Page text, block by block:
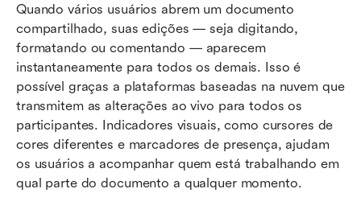
Quando vários usuários abrem um documento
compartilhado, suas edições — seja digitando,
formatando ou comentando — aparecem
instantaneamente para todos os demais. Isso é
possível graças a plataformas baseadas na nuvem que
transmitem as alterações ao vivo para todos os
participantes. Indicadores visuais, como cursores de
cores diferentes e marcadores de presença, ajudam
os usuários a acompanhar quem está trabalhando em
qual parte do documento a qualquer momento.